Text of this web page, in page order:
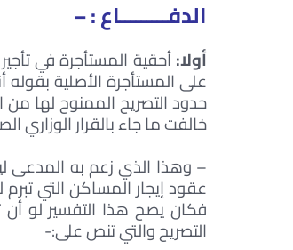
الدفـــــــــاع : –
أولا:أحقية المستأجرة في
على المستأجرة الأصلية
حدود التصريح الممنوح لها من
خالفت ما جاء بالقرار الوزاري
– وهذا الذي زعم به المدعى
عقود إيجار المساكن التي
فكان يصح هذا التفسير لو أن
التصريح والتي تنص على:-